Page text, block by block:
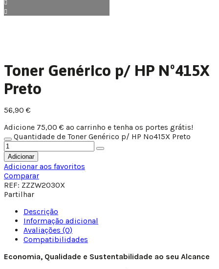
Toner Genérico p/ HP Nº415X
Preto
56,90 €
Adicione 75,00 € ao carrinho e tenha os portes grátis!
Quantidade de Toner Genérico p/ HP Nº415X Preto
Adicionar
Adicionar aos favoritos
Comparar
REF: ZZZW2030X
Partilhar
Descrição
Informação adicional
Avaliações (0)
Compatibilidades
Economia, Qualidade e Sustentabilidade ao seu Alcance